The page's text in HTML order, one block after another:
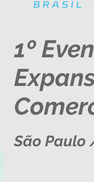
1º
São Paulo